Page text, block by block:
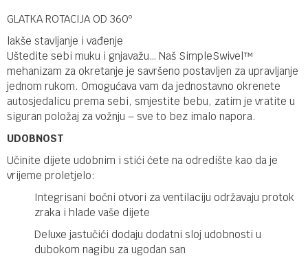
GLATKA ROTACIJA OD 360º
lakše stavljanje i vađenje
Uštedite sebi muku i gnjavažu… Naš SimpleSwivel™
mehanizam za okretanje je savršeno postavljen za upravljanje
jednom rukom. Omogućava vam da jednostavno okrenete
autosjedalicu prema sebi, smjestite bebu, zatim je vratite u
siguran položaj za vožnju – sve to bez imalo napora.
UDOBNOST
Učinite dijete udobnim i stići ćete na odredište kao da je
vrijeme proletjelo:
Integrisani bočni otvori za ventilaciju održavaju protok
zraka i hlade vaše dijete
Deluxe jastučići dodaju dodatni sloj udobnosti u
dubokom nagibu za ugodan san